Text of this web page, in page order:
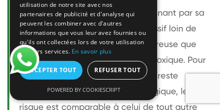
Le frelon européen est impressionnant par sa
taille mais relativement peu agressif loin de
son nid. Sa piqûre est plus douloureuse que
celle d'une guêpe sans être plus toxique. Pour
une personne non allergique, elle reste
bénigne. Pour une personne allergique, le
risque est comparable à celui de tout autre
utilisation de notre site avec nos
partenaires de publicité et d'analyse qui
peuvent les combiner avec d'autres
informations que vous leur avez fournies ou
qu'ils ont collectées lors de votre utilisation
de leurs services. En savoir plus
ACCEPTER TOUT REFUSER TOUT
POWERED BY COOKIESCRIPT